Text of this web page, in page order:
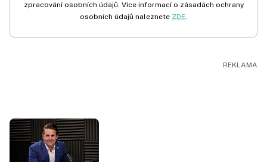
zpracování osobních údajů. Více informací o zásadách ochrany
osobních údajů naleznete ZDE.